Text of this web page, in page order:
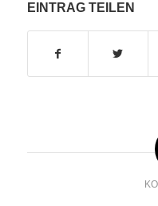
EINTRAG TEILEN